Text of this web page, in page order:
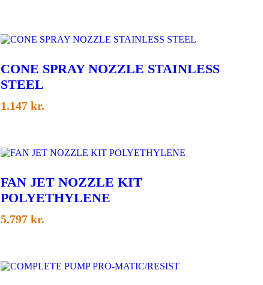
CONE SPRAY NOZZLE STAINLESS
STEEL
1.147 kr.
FAN JET NOZZLE KIT
POLYETHYLENE
5.797 kr.